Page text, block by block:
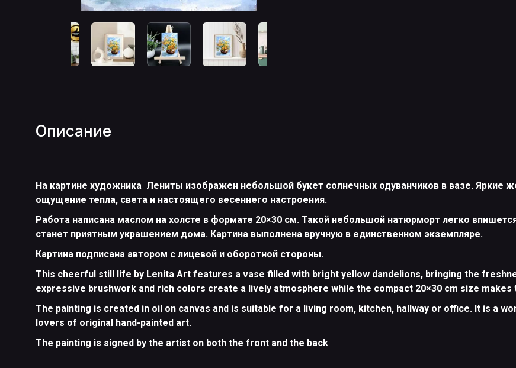
Описание
На картине художника Лениты изображен небольшой букет солнечных одуванчиков в вазе. Яркие
ощущение тепла, света и настоящего весеннего настроения.
Работа написана маслом на холсте в формате 20×30 см. Такой небольшой натюрморт легко
станет приятным украшением дома. Картина выполнена вручную в единственном экземпляре.
Картина подписана автором с лицевой и оборотной стороны.
This cheerful still life by Lenita Art features a vase filled with bright yellow dandelions, bringing the
expressive brushwork and rich colors create a lively atmosphere while the compact 20×30 cm size
The painting is created in oil on canvas and is suitable for a living room, kitchen, hallway or office. It is a
lovers of original hand-painted art.
The painting is signed by the artist on both the front and the back